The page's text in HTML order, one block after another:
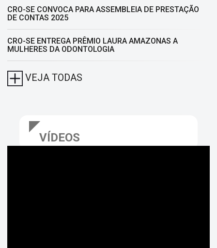
CRO-SE CONVOCA PARA ASSEMBLEIA DE PRESTAÇÃO
DE CONTAS 2025
CRO-SE ENTREGA PRÊMIO LAURA AMAZONAS A
MULHERES DA ODONTOLOGIA
VEJA TODAS
VÍDEOS